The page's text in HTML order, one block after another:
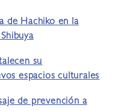
de Hachiko en la
su
espacios culturales
de prevención a